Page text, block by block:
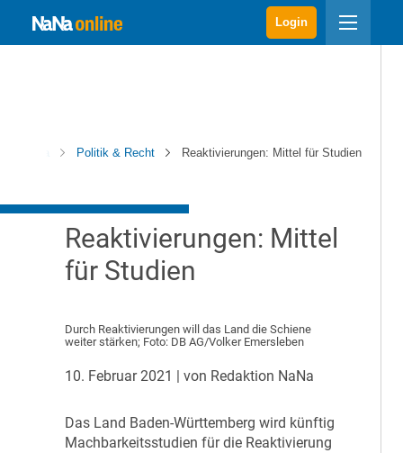
Login
Politik & Recht Reaktivierungen: Mittel für Studien
Reaktivierungen: Mittel
für Studien
Durch Reaktivierungen will das Land die Schiene
weiter stärken; Foto: DB AG/Volker Emersleben
10. Februar 2021 | von Redaktion NaNa
Das Land Baden-Württemberg wird künftig
Machbarkeitsstudien für die Reaktivierung